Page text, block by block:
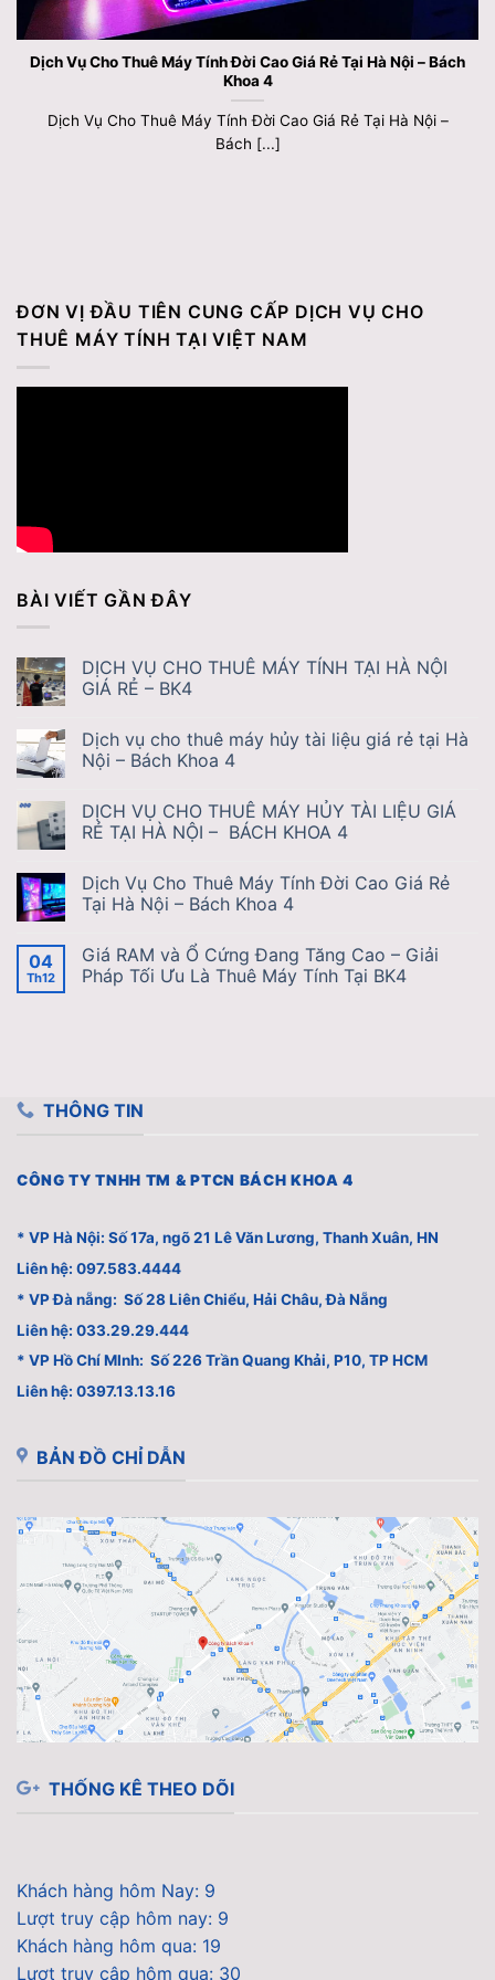
Dịch Vụ Cho Thuê Máy Tính Đời Cao Giá Rẻ Tại Hà Nội – Bách
Khoa 4
Dịch Vụ Cho Thuê Máy Tính Đời Cao Giá Rẻ Tại Hà Nội –
Bách [...]
ĐƠN VỊ ĐẦU TIÊN CUNG CẤP DỊCH VỤ CHO
THUÊ MÁY TÍNH TẠI VIỆT NAM
BÀI VIẾT GẦN ĐÂY
DỊCH VỤ CHO THUÊ MÁY TÍNH TẠI HÀ NỘI
GIÁ RẺ – BK4
Dịch vụ cho thuê máy hủy tài liệu giá rẻ tại Hà
Nội – Bách Khoa 4
DỊCH VỤ CHO THUÊ MÁY HỦY TÀI LIỆU GIÁ
RẺ TẠI HÀ NỘI – BÁCH KHOA 4
Dịch Vụ Cho Thuê Máy Tính Đời Cao Giá Rẻ
Tại Hà Nội – Bách Khoa 4
04
Th12
Giá RAM và Ổ Cứng Đang Tăng Cao – Giải
Pháp Tối Ưu Là Thuê Máy Tính Tại BK4
THÔNG TIN
CÔNG TY TNHH TM & PTCN BÁCH KHOA 4
* VP Hà Nội: Số 17a, ngõ 21 Lê Văn Lương, Thanh Xuân, HN
Liên hệ: 097.583.4444
* VP Đà nẵng: Số 28 Liên Chiểu, Hải Châu, Đà Nẵng
Liên hệ: 033.29.29.444
* VP Hồ Chí MInh: Số 226 Trần Quang Khải, P10, TP HCM
Liên hệ: 0397.13.13.16
BẢN ĐỒ CHỈ DẪN
THỐNG KÊ THEO DÕI
Khách hàng hôm Nay: 9
Lượt truy cập hôm nay: 9
Khách hàng hôm qua: 19
Lượt truy cập hôm qua: 30